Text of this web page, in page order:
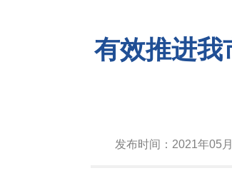
有效推进我
发布时间： 2021年05